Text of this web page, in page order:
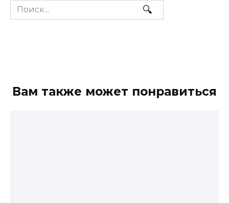
Search
for:
Вам также может понравиться